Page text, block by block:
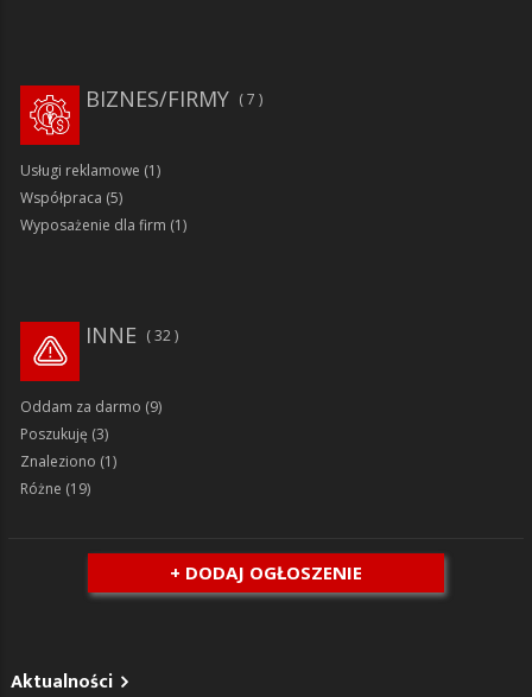
7
BIZNES/FIRMY
Usługi reklamowe (1)
Współpraca (5)
Wyposażenie dla firm (1)
32
INNE
Oddam za darmo (9)
Poszukuję (3)
Znaleziono (1)
Różne (19)
+ DODAJ OGŁOSZENIE
Aktualności